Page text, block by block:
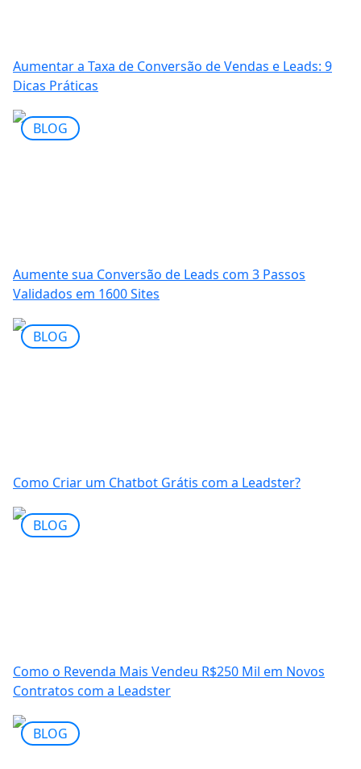
Aumentar a Taxa de Conversão de Vendas e Leads: 9
Dicas Práticas
BLOG
Aumente sua Conversão de Leads com 3 Passos
Validados em 1600 Sites
BLOG
Como Criar um Chatbot Grátis com a Leadster?
BLOG
Como o Revenda Mais Vendeu R$250 Mil em Novos
Contratos com a Leadster
BLOG